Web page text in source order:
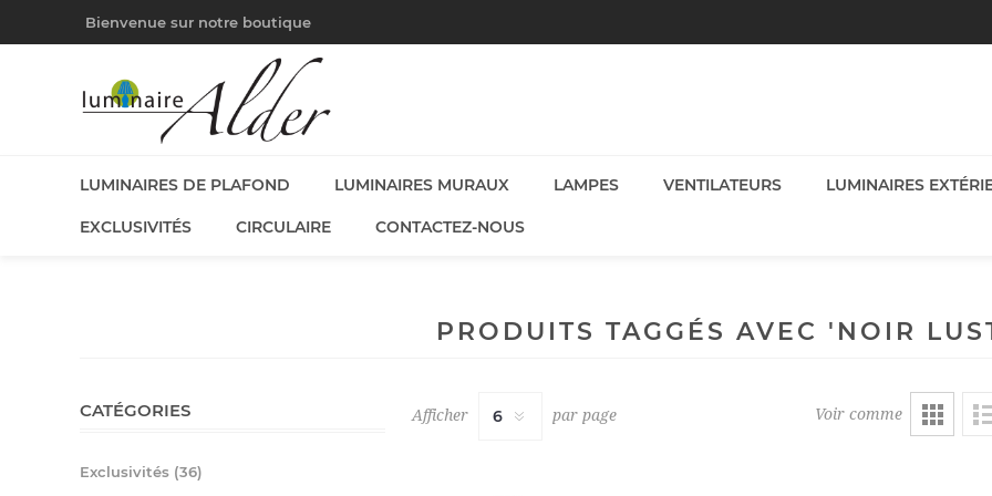
Bienvenue sur notre boutique
LUMINAIRES DE PLAFOND LUMINAIRES MURAUX LAMPES VENTILATEURS LUMINAIRES
EXCLUSIVITÉS CIRCULAIRE CONTACTEZ-NOUS
PRODUITS TAGGÉS AVEC 'NOIR
Voir comme
Afficher par page
CATÉGORIES
Exclusivités (36)